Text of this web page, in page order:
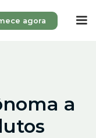
agora
a